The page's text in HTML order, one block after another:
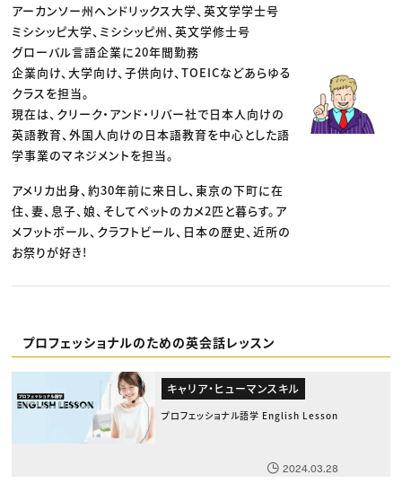
アーカンソー州ヘンドリックス大学、英文学学士号
ミシシッピ大学、ミシシッピ州、英文学修士号
グローバル言語企業に20年間勤務
企業向け、大学向け、子供向け、TOEICなどあらゆる
クラスを担当。
現在は、クリーク・アンド・リバー社で日本人向けの
英語教育、外国人向けの日本語教育を中心とした語
学事業のマネジメントを担当。
アメリカ出身、約30年前に来日し、東京の下町に在
住、妻、息子、娘、そしてペットのカメ2匹と暮らす。ア
メフットボール、クラフトビール、日本の歴史、近所の
お祭りが好き!
プロフェッショナルのための英会話レッスン
キャリア・ヒューマンスキル
プロフェッショナル語学 English Lesson
2024.03.28